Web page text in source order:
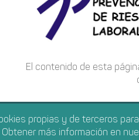
El contenido de esta
INICIO PORTAL
propias y de terceros
Obtener más información en